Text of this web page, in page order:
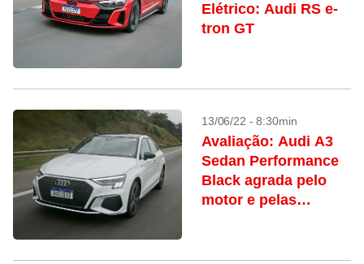
Elétrico: Audi RS e-
tron GT
13/06/22 - 8:30min
Avaliação: Audi A3
Sedan Performance
Black agrada pelo
motor e pelas